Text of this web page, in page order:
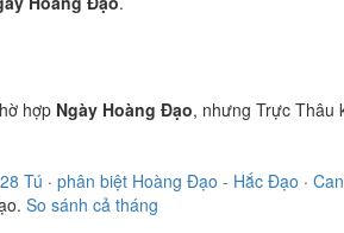
hợp Ngày Hoàng Đạo, nhưng Trực Thâu
Tú · phân biệt Hoàng Đạo - Hắc Đạo ·
So sánh cả tháng